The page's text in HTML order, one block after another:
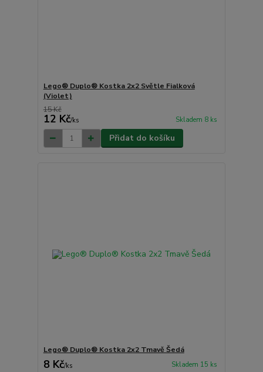
Lego® Duplo® Kostka 2x2 Světle Fialková
(Violet)
15 Kč
12 Kč/ks Skladem 8 ks
Přidat do košíku
Lego® Duplo® Kostka 2x2 Tmavě Šedá
8 Kč/ks Skladem 15 ks